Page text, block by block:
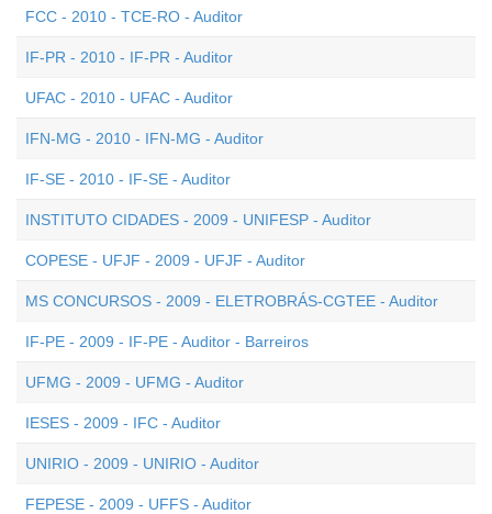
FCC - 2010 - TCE-RO - Auditor
IF-PR - 2010 - IF-PR - Auditor
UFAC - 2010 - UFAC - Auditor
IFN-MG - 2010 - IFN-MG - Auditor
IF-SE - 2010 - IF-SE - Auditor
INSTITUTO CIDADES - 2009 - UNIFESP - Auditor
COPESE - UFJF - 2009 - UFJF - Auditor
MS CONCURSOS - 2009 - ELETROBRÁS-CGTEE - Auditor
IF-PE - 2009 - IF-PE - Auditor - Barreiros
UFMG - 2009 - UFMG - Auditor
IESES - 2009 - IFC - Auditor
UNIRIO - 2009 - UNIRIO - Auditor
FEPESE - 2009 - UFFS - Auditor